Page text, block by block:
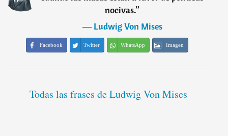
nocivas.”
―Ludwig Von Mises
Facebook Twitter WhatsApp Imagen
Todas las frases de Ludwig Von Mises